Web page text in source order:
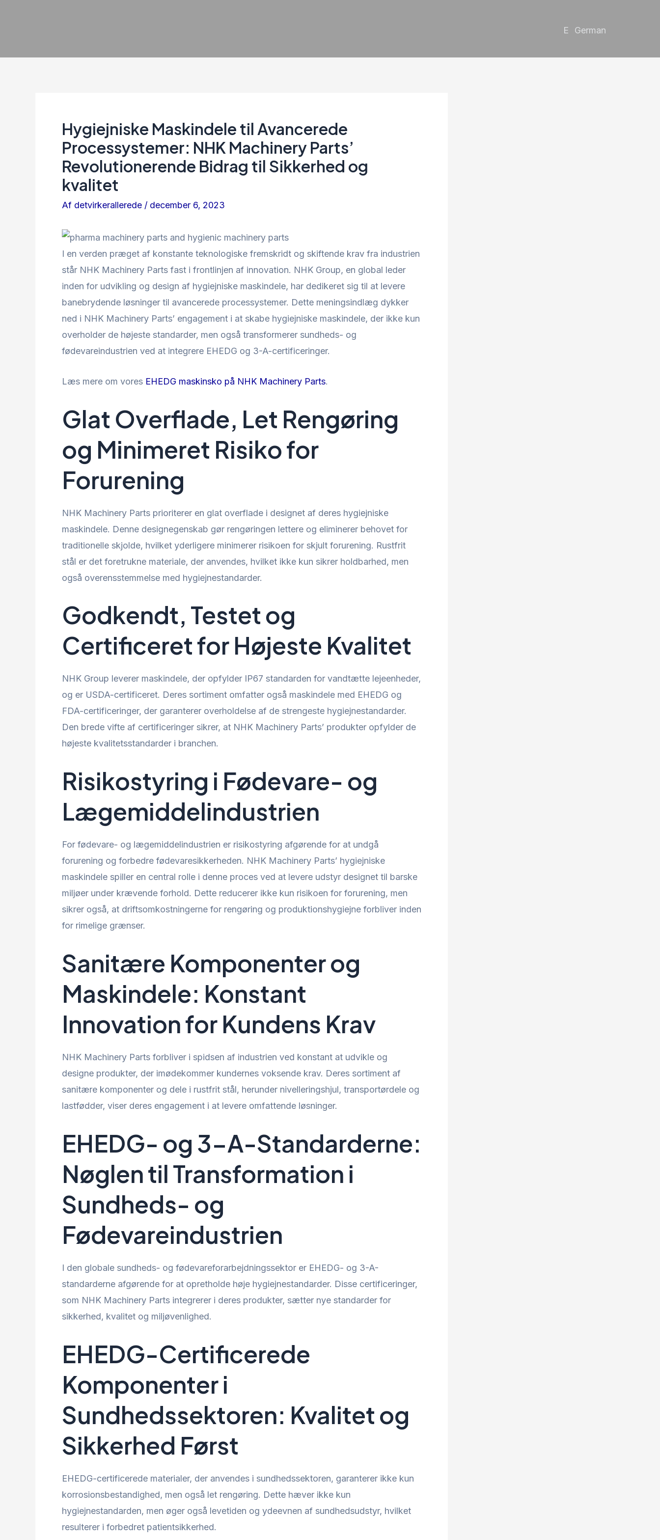
German
Hygiejniske Maskindele til Avancerede
Processystemer: NHK Machinery Parts’
Revolutionerende Bidrag til Sikkerhed og
kvalitet
Af detvirkerallerede / december 6, 2023
I en verden præget af konstante teknologiske fremskridt og skiftende krav fra industrien
står NHK Machinery Parts fast i frontlinjen af innovation. NHK Group, en global leder
inden for udvikling og design af hygiejniske maskindele, har dedikeret sig til at levere
banebrydende løsninger til avancerede processystemer. Dette meningsindlæg dykker
ned i NHK Machinery Parts’ engagement i at skabe hygiejniske maskindele, der ikke kun
overholder de højeste standarder, men også transformerer sundheds- og
fødevareindustrien ved at integrere EHEDG og 3-A-certificeringer.
Læs mere om vores EHEDG maskinsko på NHK Machinery Parts.
Glat Overflade, Let Rengøring
og Minimeret Risiko for
Forurening
NHK Machinery Parts prioriterer en glat overflade i designet af deres hygiejniske
maskindele. Denne designegenskab gør rengøringen lettere og eliminerer behovet for
traditionelle skjolde, hvilket yderligere minimerer risikoen for skjult forurening. Rustfrit
stål er det foretrukne materiale, der anvendes, hvilket ikke kun sikrer holdbarhed, men
også overensstemmelse med hygiejnestandarder.
Godkendt, Testet og
Certificeret for Højeste Kvalitet
NHK Group leverer maskindele, der opfylder IP67 standarden for vandtætte lejeenheder,
og er USDA-certificeret. Deres sortiment omfatter også maskindele med EHEDG og
FDA-certificeringer, der garanterer overholdelse af de strengeste hygiejnestandarder.
Den brede vifte af certificeringer sikrer, at NHK Machinery Parts’ produkter opfylder de
højeste kvalitetsstandarder i branchen.
Risikostyring i Fødevare- og
Lægemiddelindustrien
For fødevare- og lægemiddelindustrien er risikostyring afgørende for at undgå
forurening og forbedre fødevaresikkerheden. NHK Machinery Parts’ hygiejniske
maskindele spiller en central rolle i denne proces ved at levere udstyr designet til barske
miljøer under krævende forhold. Dette reducerer ikke kun risikoen for forurening, men
sikrer også, at driftsomkostningerne for rengøring og produktionshygiejne forbliver inden
for rimelige grænser.
Sanitære Komponenter og
Maskindele: Konstant
Innovation for Kundens Krav
NHK Machinery Parts forbliver i spidsen af industrien ved konstant at udvikle og
designe produkter, der imødekommer kundernes voksende krav. Deres sortiment af
sanitære komponenter og dele i rustfrit stål, herunder nivelleringshjul, transportørdele og
lastfødder, viser deres engagement i at levere omfattende løsninger.
EHEDG- og 3-A-Standarderne:
Nøglen til Transformation i
Sundheds- og
Fødevareindustrien
I den globale sundheds- og fødevareforarbejdningssektor er EHEDG- og 3-A-
standarderne afgørende for at opretholde høje hygiejnestandarder. Disse certificeringer,
som NHK Machinery Parts integrerer i deres produkter, sætter nye standarder for
sikkerhed, kvalitet og miljøvenlighed.
EHEDG-Certificerede
Komponenter i
Sundhedssektoren: Kvalitet og
Sikkerhed Først
EHEDG-certificerede materialer, der anvendes i sundhedssektoren, garanterer ikke kun
korrosionsbestandighed, men også let rengøring. Dette hæver ikke kun
hygiejnestandarden, men øger også levetiden og ydeevnen af sundhedsudstyr, hvilket
resulterer i forbedret patientsikkerhed.